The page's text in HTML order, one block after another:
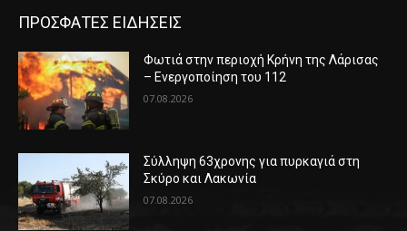
ΠΡΟΣΦΑΤΕΣ ΕΙΔΗΣΕΙΣ
Φωτιά στην περιοχή Κρήνη της Λάρισας
– Ενεργοποίηση του 112
07.08.2026
Σύλληψη 63χρονης για πυρκαγιά στη
Σκύρο και Λακωνία
07.08.2026